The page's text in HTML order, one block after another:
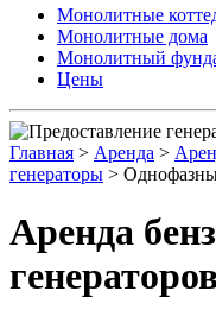
Монолитные
Монолитные дома
Монолитный
Цены
Главная > Аренда >
генераторы >
Аренда